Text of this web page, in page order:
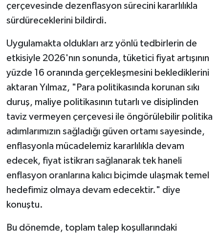
çerçevesinde dezenflasyon sürecini kararlılıkla
sürdüreceklerini bildirdi.
Uygulamakta oldukları arz yönlü tedbirlerin de
etkisiyle 2026'nın sonunda, tüketici fiyat artışının
yüzde 16 oranında gerçekleşmesini beklediklerini
aktaran Yılmaz, "Para politikasında korunan sıkı
duruş, maliye politikasının tutarlı ve disiplinden
taviz vermeyen çerçevesi ile öngörülebilir politika
adımlarımızın sağladığı güven ortamı sayesinde,
enflasyonla mücadelemiz kararlılıkla devam
edecek, fiyat istikrarı sağlanarak tek haneli
enflasyon oranlarına kalıcı biçimde ulaşmak temel
hedefimiz olmaya devam edecektir." diye
konuştu.
Bu dönemde, toplam talep koşullarındaki